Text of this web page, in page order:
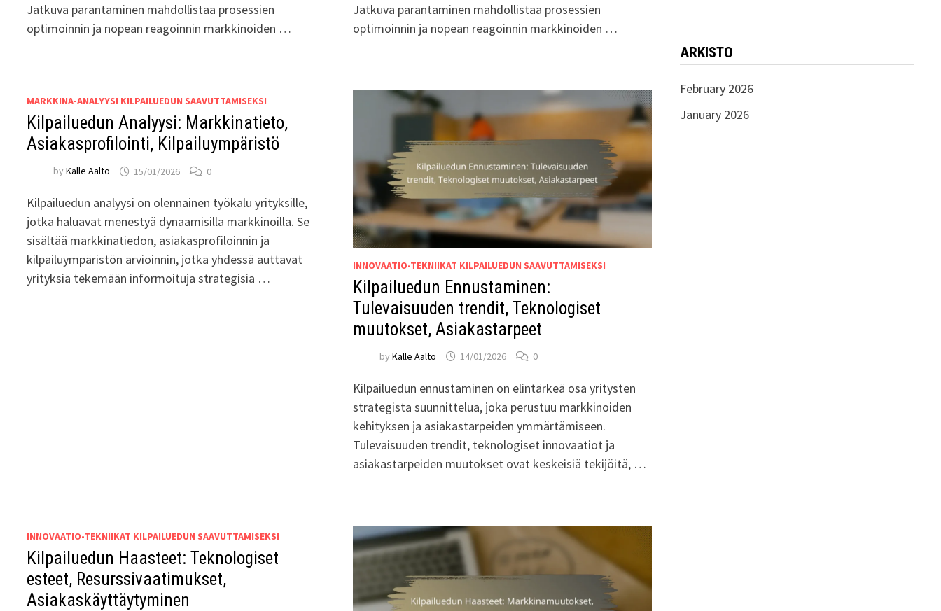
Jatkuva parantaminen mahdollistaa prosessien
optimoinnin ja nopean reagoinnin markkinoiden …
Jatkuva parantaminen mahdollistaa prosessien
optimoinnin ja nopean reagoinnin markkinoiden …
MARKKINA-ANALYYSI KILPAILUEDUN SAAVUTTAMISEKSI
Kilpailuedun Analyysi: Markkinatieto,
Asiakasprofilointi, Kilpailuympäristö
byKalle Aalto 15/01/2026 0
Kilpailuedun analyysi on olennainen työkalu yrityksille,
jotka haluavat menestyä dynaamisilla markkinoilla. Se
sisältää markkinatiedon, asiakasprofiloinnin ja
kilpailuympäristön arvioinnin, jotka yhdessä auttavat
yrityksiä tekemään informoituja strategisia …
INNOVAATIO-TEKNIIKAT KILPAILUEDUN SAAVUTTAMISEKSI
Kilpailuedun Ennustaminen:
Tulevaisuuden trendit, Teknologiset
muutokset, Asiakastarpeet
by Kalle Aalto 14/01/2026 0
Kilpailuedun ennustaminen on elintärkeä osa yritysten
strategista suunnittelua, joka perustuu markkinoiden
kehityksen ja asiakastarpeiden ymmärtämiseen.
Tulevaisuuden trendit, teknologiset innovaatiot ja
asiakastarpeiden muutokset ovat keskeisiä tekijöitä, …
INNOVAATIO-TEKNIIKAT KILPAILUEDUN SAAVUTTAMISEKSI
Kilpailuedun Haasteet: Teknologiset
esteet, Resurssivaatimukset,
Asiakaskäyttäytyminen
ARKISTO
February 2026
January 2026